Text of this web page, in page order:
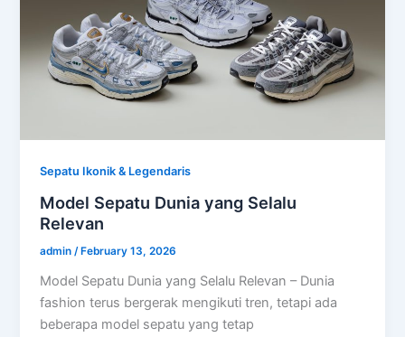
Sepatu Ikonik & Legendaris
Model Sepatu Dunia yang Selalu
Relevan
admin /February 13, 2026
Model Sepatu Dunia yang Selalu Relevan – Dunia
fashion terus bergerak mengikuti tren, tetapi ada
beberapa model sepatu yang tetap